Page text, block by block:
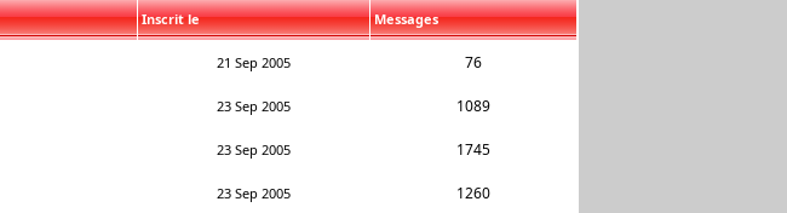
Inscrit le Messages
21 Sep 2005 76
23 Sep 2005 1089
23 Sep 2005 1745
23 Sep 2005 1260